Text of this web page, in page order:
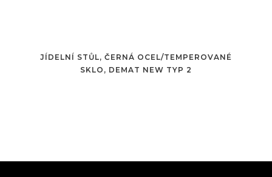
JÍDELNÍ STŮL, ČERNÁ OCEL/TEMPEROVANÉ
SKLO, DEMAT NEW TYP 2